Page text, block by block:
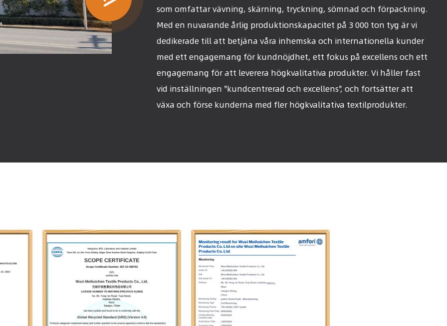
som omfattar vävning, skärning, tryckning, sömnad och förpackning.
Med en nuvarande årlig produktionskapacitet på 3 000 ton tyg är vi
dedikerade till att betjäna våra inhemska och internationella kunder
med ett engagemang för kundnöjdhet, ett fokus på excellens och ett
engagemang för att leverera högkvalitativa produkter. Vi håller fast
vid inställningen "kundcentrerad och excellens", och fortsätter att
växa och förse kunderna med fler högkvalitativa textilprodukter.